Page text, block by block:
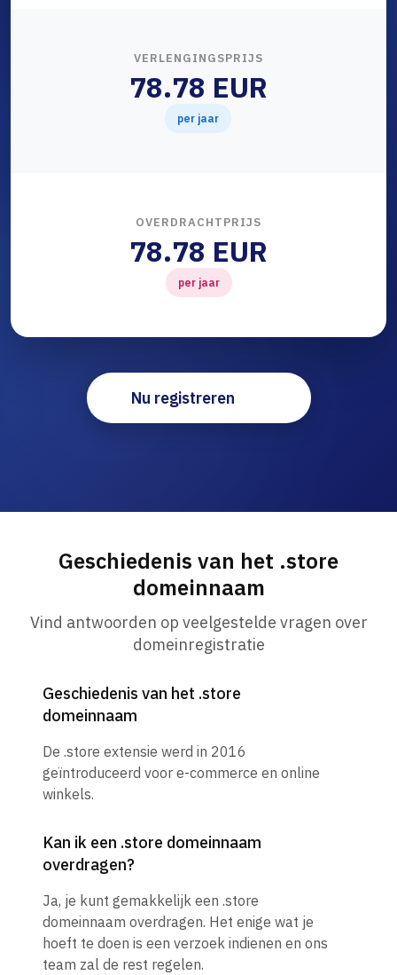
VERLENGINGSPRIJS
78.78 EUR
per jaar
OVERDRACHTPRIJS
78.78 EUR
per jaar
Nu registreren
Geschiedenis van het .store
domeinnaam
Vind antwoorden op veelgestelde vragen over
domeinregistratie
Geschiedenis van het .store
domeinnaam
De .store extensie werd in 2016
geïntroduceerd voor e-commerce en online
winkels.
Kan ik een .store domeinnaam
overdragen?
Ja, je kunt gemakkelijk een .store
domeinnaam overdragen. Het enige wat je
hoeft te doen is een verzoek indienen en ons
team zal de rest regelen.